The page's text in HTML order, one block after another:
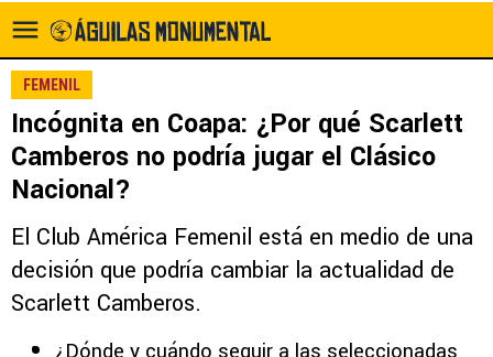
FEMENIL
Incógnita en Coapa: ¿Por qué Scarlett
Camberos no podría jugar el Clásico
Nacional?
El Club América Femenil está en medio de una
decisión que podría cambiar la actualidad de
Scarlett Camberos.